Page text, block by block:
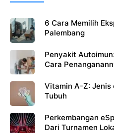
6 Cara Memilih
Palembang
Penyakit
Cara
Vitamin A-Z: Jenis
Tubuh
Perkembangan
Dari Turnamen